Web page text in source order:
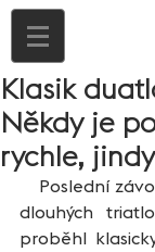
Klasik
Někdy je
rychle,
dlouhých
proběhl